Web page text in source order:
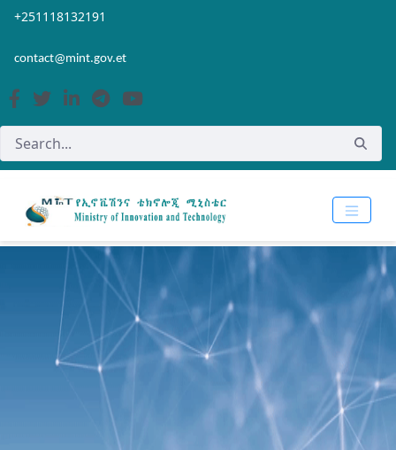
Skip to Main Content
Open Accessibility Menu
+251118132191
contact@mint.gov.et